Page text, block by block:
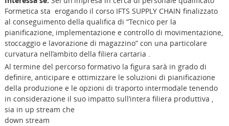
Formetica sta erogando il corso IFTS SUPPLY CHAIN finalizzato
al conseguimento della qualifica di “Tecnico per la
pianificazione, implementazione e controllo di movimentazione,
stoccaggio e lavorazione di magazzino” con una particolare
curvatura nell’ambito della filiera cartaria .
Al termine del percorso formativo la figura sarà in grado di
definire, anticipare e ottimizzare le soluzioni di pianificazione
della produzione e le opzioni di traporto intermodale tenendo
in considerazione il suo impatto sull’intera filiera produttiva ,
sia in up stream che
down stream